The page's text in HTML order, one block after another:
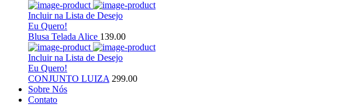
Incluir na Lista de Desejo
Eu Quero!
Blusa Telada Alice 139.00
Incluir na Lista de Desejo
Eu Quero!
CONJUNTO LUIZA 299.00
Sobre Nós
Contato